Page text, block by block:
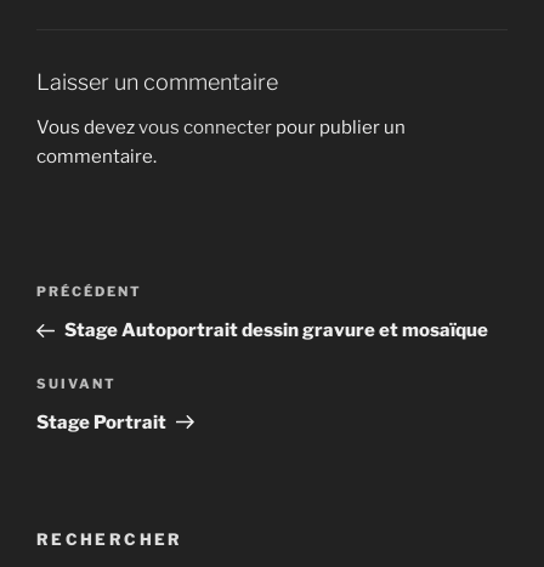
Laisser un commentaire
Vous devezvous connecter pour publier un
commentaire.
Navigation
l’article
Article
précédent
PRÉCÉDENT
Stage Autoportrait dessin gravure et mosaïque
Article
suivant
SUIVANT
Stage Portrait
RECHERCHER